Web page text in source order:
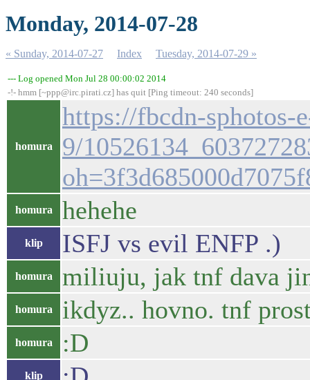
Monday, 2014-07-28
« Sunday, 2014-07-27 Index Tuesday, 2014-07-29 »
--- Log opened Mon Jul 28 00:00:02 2014
-!- hmm [~ppp@irc.pirati.cz] has quit [Ping timeout: 240 seconds]
homura
https://fbcdn-sphotos-
9/
homura hehehe
klip ISFJ vs evil ENFP .)
homura miliuju, jak tnf dava
homura ikdyz.. hovno. tnf
homura :D
klip